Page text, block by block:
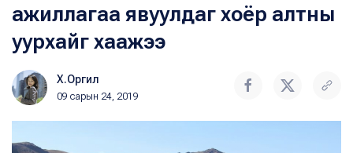
ажиллагаа явуулдаг хоёр алтны
уурхайг хаажээ
Х.Оргил
09 сарын 24, 2019